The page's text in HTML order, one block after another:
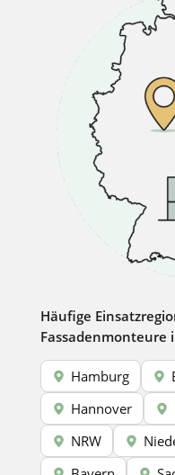
Häufige
Fassadenmonteure
Hamburg
Hannover
NRW